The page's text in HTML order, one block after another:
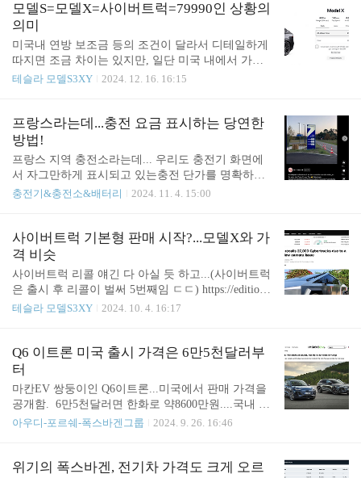
우 이미 매수가가 킬로와트시당 50달러선에 형성됐
다”라고 짚었다. https://www.businesspost.co.kr/BP?co
mmand=article_view&num=371056 9월 글로벌 배터리
셀 가격 사상 최저수준, LFP는 킬로와트시당 50달러
거래9월 글로벌 배터리셀 가격 사상 최저수준, LFP
는 킬로와트시당 50달러 거래www.businesspost.co.k
모델S=모델X=사이버트럭=79990인 상황의
의미
미국내 연방 보조금 등의 조건이 달라서 디테일하게
따지면 조금 차이는 있지만, 일단 미국 내에서 가격
이 모델S, 모델X, 사이버트럭...세 차종의 기본 모델
격 마지노선을 어떻게 생각하는지추정할 수 있는 부
분. 즉 8만 달러 미만 보조금 제공 기준을 억지로 맞
추기 위한 결과물에 온통 신경이 집중...합리적인 가
격 차별화는 예상대로 아예 무시됨. 본국과 가격 차
이를 크게 둘 일이 없는 한국 입장에선,향후 차량 가
격을 책정할 때비슷한 한계치에서 정해지지 않을까
테슬라 모델S3XY 2024. 12. 16. 16:15
프랑스라는데...충전 요금 표시하는 당연한
방법!
프랑스 지역 충전소라는데... 우리도 충전기 화면에
서 자그만하게 표시되고 있는충전 단가를 명확하게
표시하는 것이 법제화돼야 하지 않을까 싶다. https://
인하세요.www.facebook.com 참고로 주유소 가격 표
시방법은 이미 법에 정해져 있음 Meritocrat @ it's elec
tric
충전기&충전소&배터리 2024. 11. 4. 15:00
사이버트럭 기본형 판매 시작?...모델X와 가
격 비슷
사이버트럭 리콜 얘긴 다 아실 듯 하고...(사이버트럭
은 출시 후 리콜이 벌써 5번째임 ㄷㄷ) https://edition.c
nn.com/2024/10/03/business/tesla-cybertruck-recall-octo
면 기본형(사륜구동) 기준 8만 달러이고, 각종 옵션
가격도 공개됨.물론 트라이모터 장착된 비스트 모델
도.... https://www.teslarati.com/tesla-cybertruck-foundati
on-series-ends/ Tesla starts sending Cybertruck Non-Fou
ndation Series order invitesTesla has ..
테슬라 모델S3XY 2024. 10. 4. 16:17
Q6 이트론 미국 출시 가격은 6만5천달러부
터
마칸EV 쌍둥이인 Q6이트론...미국에서 판매 가격을
공개함. 6만5천달러면 한화로 약8600만원....국내 출
시하면 최소 9천은 받아야 할 듯하나...보조금을 조금
라도 예상 가격보다 조금 떨어진 건 좋은데...기본 베
아우디-포르쉐-폭스바겐그룹 2024. 9. 26. 16:46
위기의 폭스바겐, 전기차 가격도 크게 오르